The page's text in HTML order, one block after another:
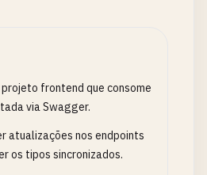
projeto frontend que consome
via Swagger.
atualizações nos endpoints
os tipos sincronizados.